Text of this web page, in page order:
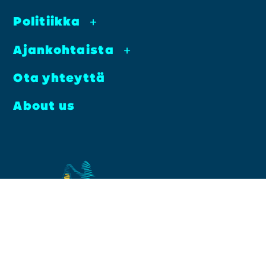
Poli­tiik­ka
+
Ajan­koh­tais­ta +
Ota yhteyt­tä
About us